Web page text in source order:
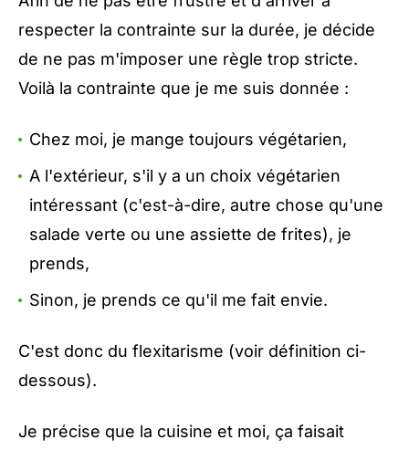
respecter la contrainte sur la durée, je décide
de ne pas m'imposer une règle trop stricte.
Voilà la contrainte que je me suis donnée :
Chez moi, je mange toujours végétarien,
A l'extérieur, s'il y a un choix végétarien
intéressant (c'est-à-dire, autre chose qu'une
salade verte ou une assiette de frites), je
prends,
Sinon, je prends ce qu'il me fait envie.
C'est donc du flexitarisme (voir définition ci-
dessous).
Je précise que la cuisine et moi, ça faisait